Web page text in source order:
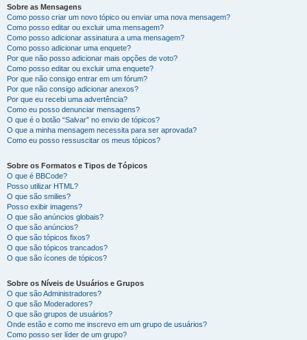
Sobre as Mensagens
Como posso criar um novo tópico ou enviar uma nova mensagem?
Como posso editar ou excluir uma mensagem?
Como posso adicionar assinatura a uma mensagem?
Como posso adicionar uma enquete?
Por que não posso adicionar mais opções de voto?
Como posso editar ou excluir uma enquete?
Por que não consigo entrar em um fórum?
Por que não consigo adicionar anexos?
Por que eu recebi uma advertência?
Como eu posso denunciar mensagens?
O que é o botão “Salvar” no envio de tópicos?
O que a minha mensagem necessita para ser aprovada?
Como eu posso ressuscitar os meus tópicos?
Sobre os Formatos e Tipos de Tópicos
O que é BBCode?
Posso utilizar HTML?
O que são smilies?
Posso exibir imagens?
O que são anúncios globais?
O que são anúncios?
O que são tópicos fixos?
O que são tópicos trancados?
O que são ícones de tópicos?
Sobre os Níveis de Usuários e Grupos
O que são Administradores?
O que são Moderadores?
O que são grupos de usuários?
Onde estão e como me inscrevo em um grupo de usuários?
Como posso ser líder de um grupo?